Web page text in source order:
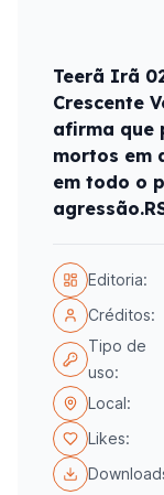
Teerã Irã
Crescente
afirma que
mortos em
em todo o
Editoria:
Créditos:
Tipo de
uso:
Local:
Likes: